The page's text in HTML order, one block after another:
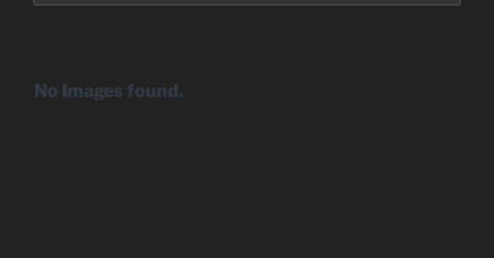
No Images found.